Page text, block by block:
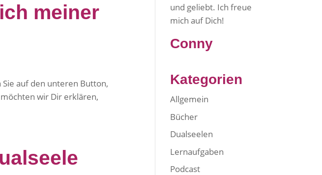
meiner
auf den unteren Button,
wir Dir erklären,
und geliebt. Ich freue
mich auf Dich!
Conny
Kategorien
Allgemein
Bücher
Dualseelen
Lernaufgaben
Podcast